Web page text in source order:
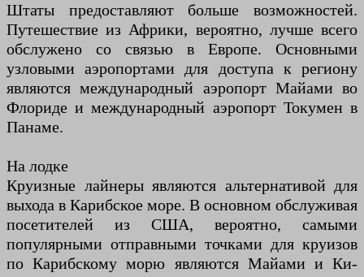
Штаты предоставляют больше возможностей.
Путешествие из Африки, вероятно, лучше всего
обслужено со связью в Европе. Основными
узловыми аэропортами для доступа к региону
являются международный аэропорт Майами во
Флориде и международный аэропорт Токумен в
Панаме.
На лодке
Круизные лайнеры являются альтернативой для
выхода в Карибское море. В основном обслуживая
посетителей из США, вероятно, самыми
популярными отправными точками для круизов
по Карибскому морю являются Майами и Ки-